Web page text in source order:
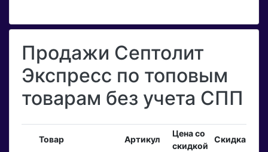
Продажи Септолит
Экспресс по топовым
товарам без учета СПП
Товар Артикул
Цена со
скидкой
Скидка